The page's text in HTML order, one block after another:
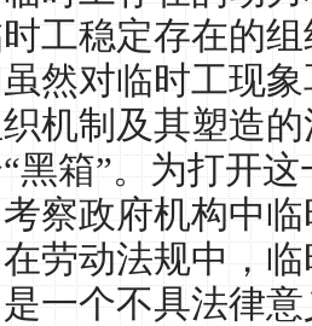
工稳定存在的
然对临时工现
机制及其塑造
“黑箱”。为打开这
察政府机构中
动法规中，临
一个不具法律